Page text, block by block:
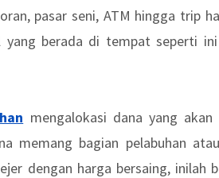
pasar seni, ATM hingga trip
berada di tempat seperti
mengalokasi dana yang
memang bagian pelabuhan
dengan harga bersaing, inilah